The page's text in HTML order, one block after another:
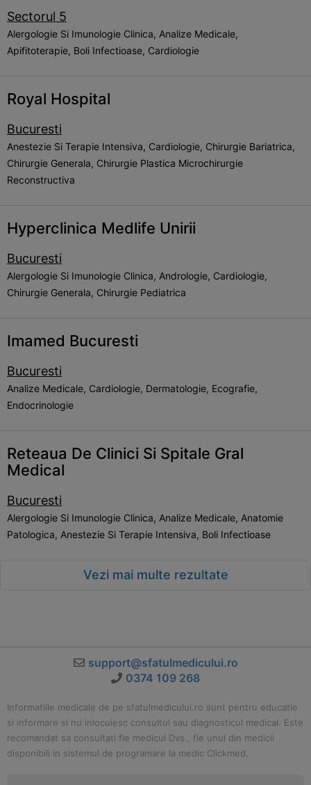
Sectorul 5
Alergologie Si Imunologie Clinica, Analize Medicale,
Apifitoterapie, Boli Infectioase, Cardiologie
Royal Hospital
Bucuresti
Anestezie Si Terapie Intensiva, Cardiologie, Chirurgie Bariatrica,
Chirurgie Generala, Chirurgie Plastica Microchirurgie
Reconstructiva
Hyperclinica Medlife Unirii
Bucuresti
Alergologie Si Imunologie Clinica, Andrologie, Cardiologie,
Chirurgie Generala, Chirurgie Pediatrica
Imamed Bucuresti
Bucuresti
Analize Medicale, Cardiologie, Dermatologie, Ecografie,
Endocrinologie
Reteaua De Clinici Si Spitale Gral
Medical
Bucuresti
Alergologie Si Imunologie Clinica, Analize Medicale, Anatomie
Patologica, Anestezie Si Terapie Intensiva, Boli Infectioase
Vezi mai multe rezultate
support@sfatulmedicului.ro
0374 109 268
Informatiile medicale de pe sfatulmedicului.ro sunt pentru educatie
si informare si nu inlocuiesc consultul sau diagnosticul medical. Este
recomandat sa consultati fie medicul Dvs., fie unul din medicii
disponibili in sistemul de programare la medic Clickmed.